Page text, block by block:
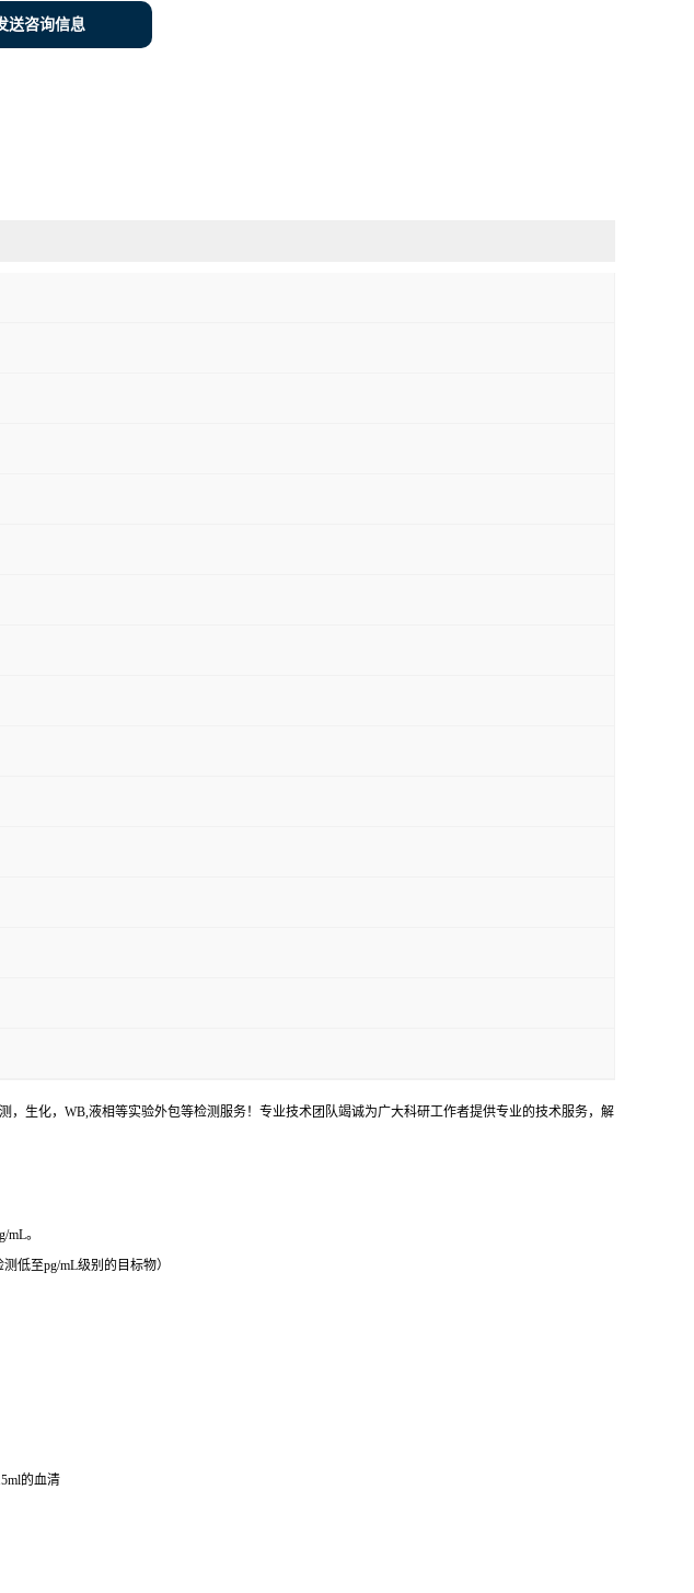
送咨询信息
生化，WB,液相等实验外包等检测服务！专业技术团队竭诚为广大科研工作者提供专业的技术服务，解
。
低至pg/mL级别的目标物）
的血清